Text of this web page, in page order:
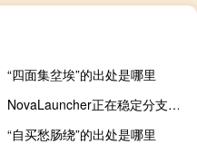
“四面集坌埃”的出处是哪里
NovaLauncher正在稳定分支中启动一个较小的更新
“自买愁肠绕”的出处是哪里